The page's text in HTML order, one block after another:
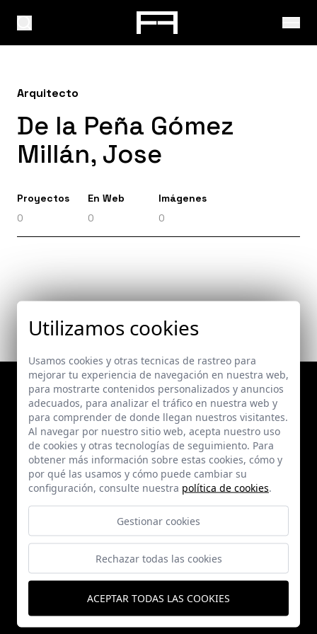
Arquitecto
De la Peña Gómez
Millán, Jose
Proyectos
0
En Web
0
Imágenes
0
Proyectos
Noticias
Autor
Utilizamos cookies
Usamos cookies y otras tecnicas de rastreo para
mejorar tu experiencia de navegación en nuestra web,
para mostrarte contenidos personalizados y anuncios
adecuados, para analizar el tráfico en nuestra web y
para comprender de donde llegan nuestros visitantes.
Al navegar por nuestro sitio web, acepta nuestro uso
de cookies y otras tecnologías de seguimiento. Para
obtener más información sobre estas cookies, cómo y
por qué las usamos y cómo puede cambiar su
configuración, consulte nuestra política de cookies.
Gestionar cookies
Rechazar todas las cookies
ACEPTAR TODAS LAS COOKIES